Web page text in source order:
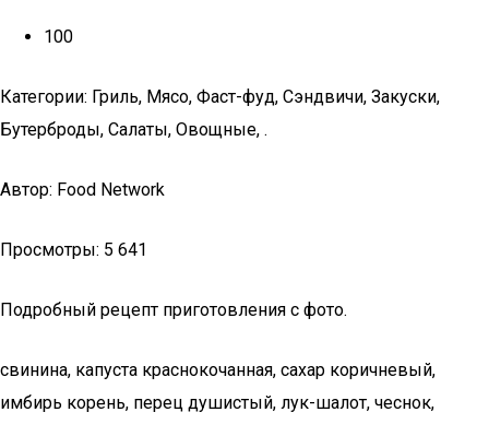
100
Категории: Гриль, Мясо, Фаст-фуд, Сэндвичи, Закуски,
Бутерброды, Салаты, Овощные, .
Автор: Food Network
Просмотры: 5 641
Подробный рецепт приготовления с фото.
свинина, капуста краснокочанная, сахар коричневый,
имбирь корень, перец душистый, лук-шалот, чеснок,